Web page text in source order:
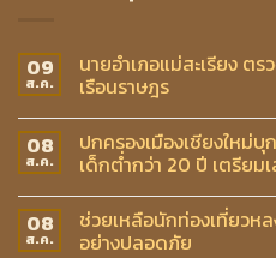
09
ส.ค.
นายอำเภอแม่สะเรียง ต
เรือนราษฎร
08
ส.ค.
ปกครองเมืองเชียงใหม่
เด็กต่ำกว่า 20 ปี เตรียม
08
ส.ค.
ช่วยเหลือนักท่องเที่ยวห
อย่างปลอดภัย